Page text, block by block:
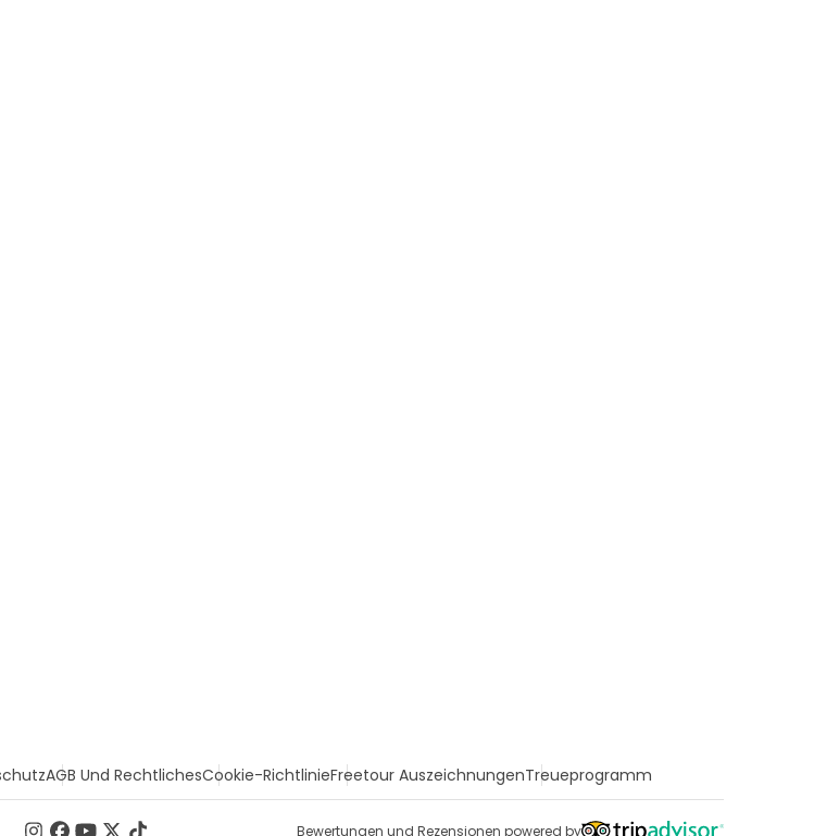
AGB Und RechtlichesCookie-RichtlinieFreetour AuszeichnungenTreueprogramm
Bewertungen und Rezensionen powered by